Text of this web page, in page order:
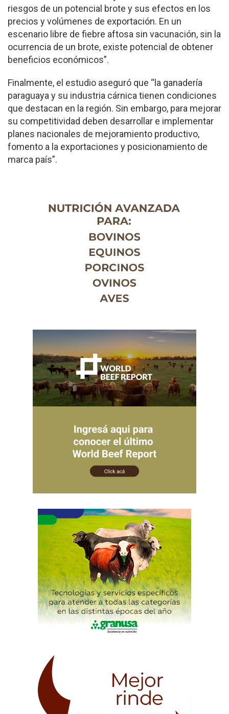
riesgos de un potencial brote y sus efectos en los
precios y volúmenes de exportación. En un
escenario libre de fiebre aftosa sin vacunación, sin la
ocurrencia de un brote, existe potencial de obtener
beneficios económicos”.
Finalmente, el estudio aseguró que “la ganadería
paraguaya y su industria cárnica tienen condiciones
que destacan en la región. Sin embargo, para mejorar
su competitividad deben desarrollar e implementar
planes nacionales de mejoramiento productivo,
fomento a la exportaciones y posicionamiento de
marca país”.